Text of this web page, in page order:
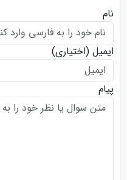
نام
ایمیل (اختیاری)
پیام